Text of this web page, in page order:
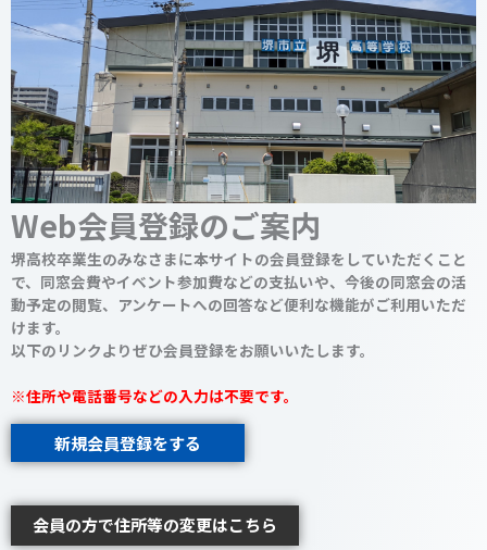
Web会員登録のご案内
堺高校卒業生のみなさまに本サイトの会員登録をしていただくこと
で、同窓会費やイベント参加費などの支払いや、今後の同窓会の活
動予定の閲覧、アンケートへの回答など便利な機能がご利用いただ
けます。
以下のリンクよりぜひ会員登録をお願いいたします。
※住所や電話番号などの入力は不要です。
新規会員登録をする
会員の方で住所等の変更はこちら